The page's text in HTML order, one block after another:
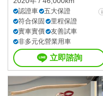
認證車
五大保證
符合保固
里程保證
實車實價
友善試車
非多元化營業用車
立即諮詢